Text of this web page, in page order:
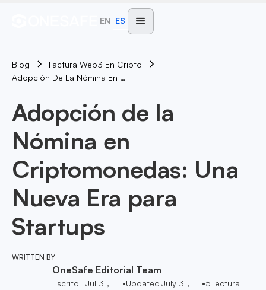
EN ES
Blog
Factura Web3 En Cripto
Adopción De La Nómina En Criptomonedas: Una Nueva Era Para Startups
Adopción de la
Nómina en
Criptomonedas: Una
Nueva Era para
Startups
WRITTEN BY
OneSafe Editorial Team
Escrito
Jul 31,
•Updated July 31,
•5 lectura